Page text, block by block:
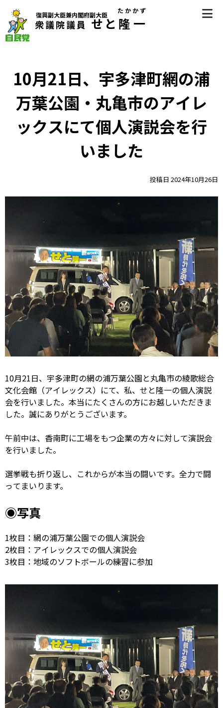
content
復興副大臣兼内閣府副大臣
衆議院議員 せと 隆一
たかかず
（せとたかかず）公式サイト
10月21日、宇多津町網の浦
万葉公園・丸亀市のアイレ
ックスにて個人演説会を行
いました
投稿日 2024年10月26日
10月21日、宇多津町の網の浦万葉公園と丸亀市の綾歌総合
文化会館（アイレックス）にて、私、せと隆一の個人演説
会を行いました。本当にたくさんの方にお越しいただきま
した。誠にありがとうございます。
午前中は、香南町に工場をもつ企業の方々に対して演説会
を行いました。
選挙戦も折り返し、これからが本当の闘いです。全力で闘
ってまいります。
◉写真
1枚目：網の浦万葉公園での個人演説会
2枚目：アイレックスでの個人演説会
3枚目：地域のソフトボールの練習に参加